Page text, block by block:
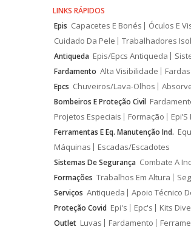
LINKS RÁPIDOS
Epis Capacetes E Bonés Óculos E
Cuidado Da Pele
Trabalhadores
Antiqueda Epis/Epcs Antiqueda
Fardamento Alta Visibilidade
Epcs Chuveiros/Lava-Olhos
Bombeiros E Proteção Civil
Projetos Especiais
Formação
Ferramentas E Eq. Manutenção Ind.
Máquinas
Escadas/Escadotes
Sistemas De Segurança Combate A
Formações Trabalhos Em Altura
Serviços Antiqueda Apoio Técnico
Proteção Covid Epi's Epc's Kits
Outlet Luvas Fardamento